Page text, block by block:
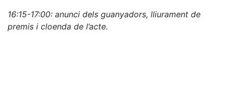
16:15-17:00: anunci dels guanyadors, lliurament de
premis i cloenda de l’acte.